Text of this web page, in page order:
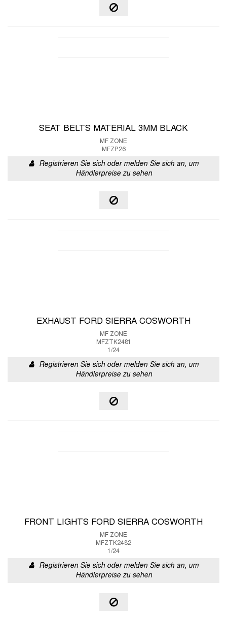
SEAT BELTS MATERIAL 3MM BLACK
MF ZONE
MFZP26
Registrieren Sie sich oder melden Sie sich an, um
Händlerpreise zu sehen
EXHAUST FORD SIERRA COSWORTH
MF ZONE
MFZTK2481
1/24
Registrieren Sie sich oder melden Sie sich an, um
Händlerpreise zu sehen
FRONT LIGHTS FORD SIERRA COSWORTH
MF ZONE
MFZTK2482
1/24
Registrieren Sie sich oder melden Sie sich an, um
Händlerpreise zu sehen